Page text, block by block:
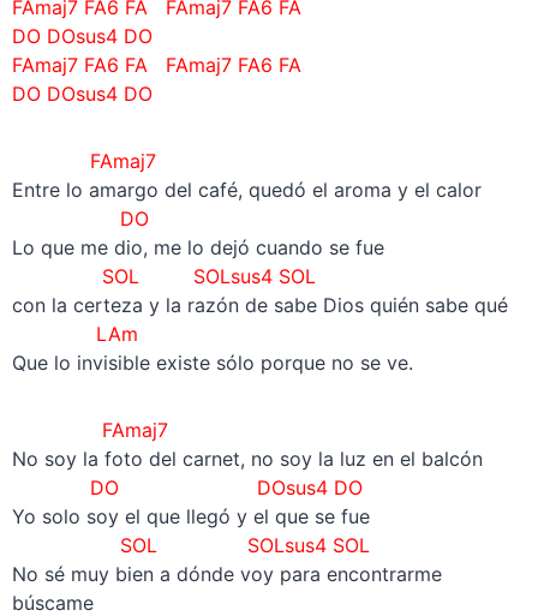
FAmaj7 FA6 FA FAmaj7 FA6 FA
DO DOsus4 DO
FAmaj7 FA6 FA FAmaj7 FA6 FA
DO DOsus4 DO
FAmaj7
Entre lo amargo del café, quedó el aroma y el calor
DO
Lo que me dio, me lo dejó cuando se fue
SOL SOLsus4 SOL
con la certeza y la razón de sabe Dios quién sabe qué
LAm
Que lo invisible existe sólo porque no se ve.
FAmaj7
No soy la foto del carnet, no soy la luz en el balcón
DO DOsus4 DO
Yo solo soy el que llegó y el que se fue
SOL
SOLsus4 SOL
No sé muy bien a dónde voy para encontrarme
búscame